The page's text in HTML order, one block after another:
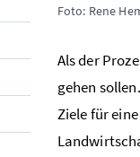
Foto: Rene
Als der
gehen
Ziele für